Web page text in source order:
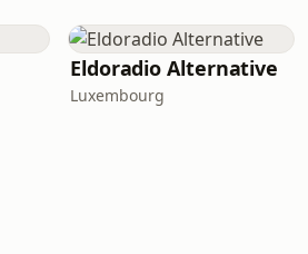
Eldoradio Alternative
Luxembourg